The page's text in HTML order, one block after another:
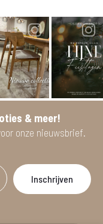
& meer!
onze nieuwsbrief.